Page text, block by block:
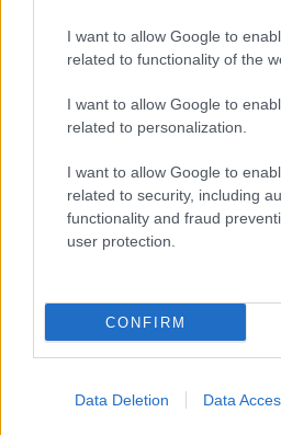
I want to allow Google to
related to functionality of the
I want to allow Google to
related to personalization.
I want to allow Google to
related to security, including
functionality and fraud
user protection.
CONFIRM
Data Deletion Data